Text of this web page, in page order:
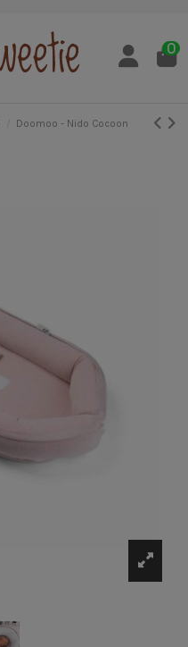
0
Doomoo - Nido Cocoon